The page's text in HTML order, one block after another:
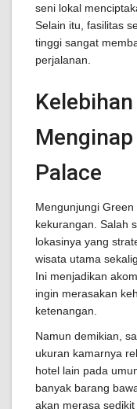
seni lokal
Selain itu, fasilitas
tinggi sangat
perjalanan.
Palace
Mengunjungi
kekurangan. Salah
lokasinya yang
wisata utama
Ini menjadikan
ingin merasakan
ketenangan.
Namun demikian,
ukuran kamarnya
hotel lain pada
banyak barang
akan merasa